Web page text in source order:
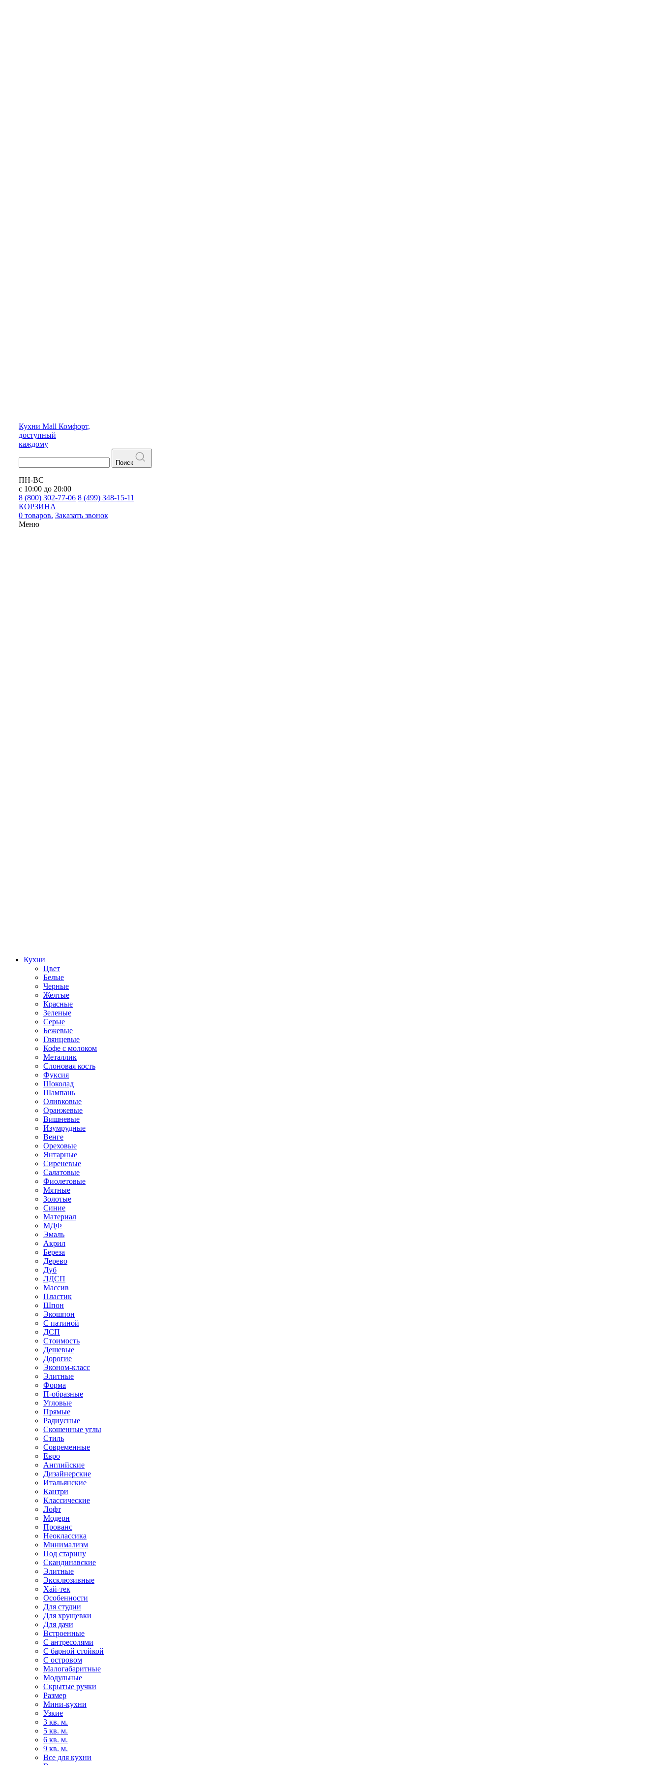
Кухни Mall Комфорт,
доступный
каждому
Поиск
ПН-ВС
с 10:00 до 20:00
8 (800) 302-77-06 8 (499) 348-15-11
КОРЗИНА
0 товаров. Заказать звонок
Меню
Кухни
Цвет
Белые
Черные
Желтые
Красные
Зеленые
Серые
Бежевые
Глянцевые
Кофе с молоком
Металлик
Слоновая кость
Фуксия
Шоколад
Шампань
Оливковые
Оранжевые
Вишневые
Изумрудные
Венге
Ореховые
Янтарные
Сиреневые
Салатовые
Фиолетовые
Мятные
Золотые
Синие
Материал
МДФ
Эмаль
Акрил
Береза
Дерево
Дуб
ЛДСП
Массив
Пластик
Шпон
Экошпон
С патиной
ДСП
Стоимость
Дешевые
Дорогие
Эконом-класс
Элитные
Форма
П-образные
Угловые
Прямые
Радиусные
Скошенные углы
Стиль
Современные
Евро
Английские
Дизайнерские
Итальянские
Кантри
Классические
Лофт
Модерн
Прованс
Неоклассика
Минимализм
Под старину
Скандинавские
Элитные
Эксклюзивные
Хай-тек
Особенности
Для студии
Для хрущевки
Для дачи
Встроенные
С антресолями
С барной стойкой
С островом
Малогабаритные
Модульные
Скрытые ручки
Размер
Мини-кухни
Узкие
3 кв. м.
5 кв. м.
6 кв. м.
9 кв. м.
Все для кухни